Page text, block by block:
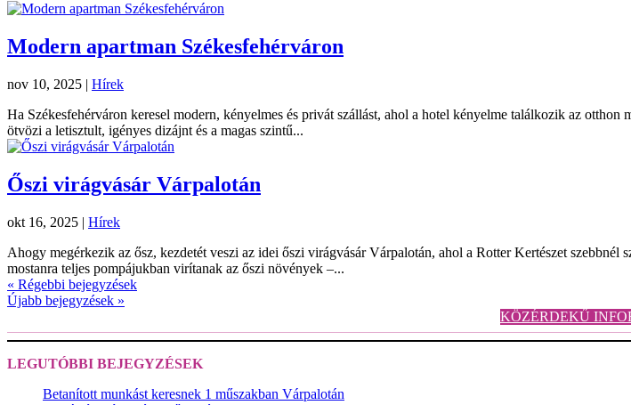
Modern apartman Székesfehérváron
nov 10, 2025 | Hírek
Ha Székesfehérváron keresel modern, kényelmes és privát szállást, ahol a hotel kényelme találkozik az
ötvözi a letisztult, igényes dizájnt és a magas szintű...
Őszi virágvásár Várpalotán
okt 16, 2025 | Hírek
Ahogy megérkezik az ősz, kezdetét veszi az idei őszi virágvásár Várpalotán, ahol a Rotter Kertészet
mostanra teljes pompájukban virítanak az őszi növények –...
« Régebbi bejegyzések
Újabb bejegyzések »
KÖZÉRDEKŰ
LEGUTÓBBI BEJEGYZÉSEK
Betanított munkást keresnek 1 műszakban Várpalotán